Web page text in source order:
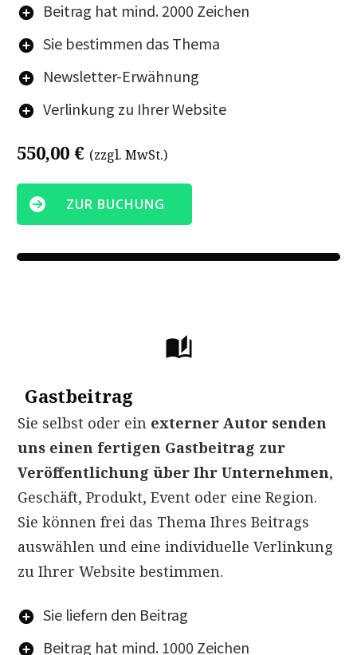
Beitrag hat mind. 2000 Zeichen
Sie bestimmen das Thema
Newsletter-Erwähnung
Verlinkung zu Ihrer Website
550,00 € (zzgl. MwSt.)
ZUR BUCHUNG
Gastbeitrag
Sie selbst oder ein externer Autor senden
uns einen fertigen Gastbeitrag zur
Veröffentlichung über Ihr Unternehmen,
Geschäft, Produkt, Event oder eine Region.
Sie können frei das Thema Ihres Beitrags
auswählen und eine individuelle Verlinkung
zu Ihrer Website bestimmen.
Sie liefern den Beitrag
Beitrag hat mind. 1000 Zeichen